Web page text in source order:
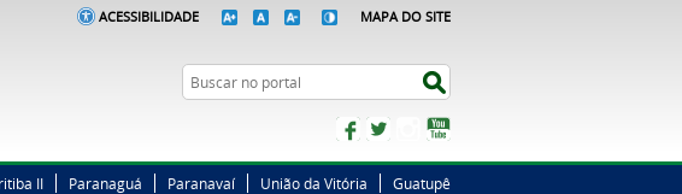
ACESSIBILIDADE MAPA DO SITE
Busca
FacebookTwitterInstagram
II Paranaguá Paranavaí União da Vitória Guatupê